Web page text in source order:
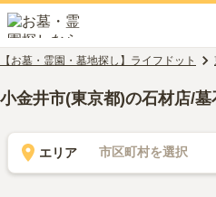
【お墓・霊園・墓地探し】ライフドット
小金井市(東京都)の石材店/墓
エリア 市区町村を選択